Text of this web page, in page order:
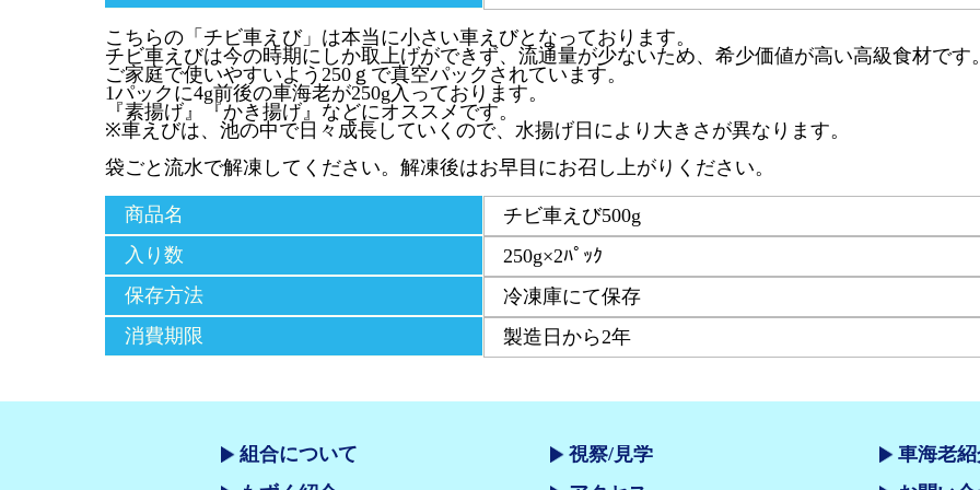
こちらの「チビ車えび」は本当に小さい車えびとなっております。
チビ車えびは今の時期にしか取上げができず、流通量が少ないため、希少価値が高い高級食材です
ご家庭で使いやすいよう250ｇで真空パックされています。
1パックに4g前後の車海老が250g入っております。
『素揚げ』『かき揚げ』などにオススメです。
※車えびは、池の中で日々成長していくので、水揚げ日により大きさが異なります。
袋ごと流水で解凍してください。解凍後はお早目にお召し上がりください。
商品名
チビ車えび500g
入り数
250g×2ﾊﾟｯｸ
保存方法
冷凍庫にて保存
消費期限
製造日から2年
組合について 視察/見学
車海老